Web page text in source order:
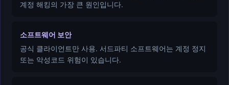
계정 해킹의 가장 큰 원인입니다.
소프트웨어 보안
공식 클라이언트만 사용. 서드파티 소프트웨어는 계정 정지
또는 악성코드 위험이 있습니다.